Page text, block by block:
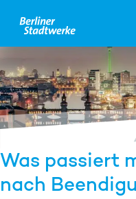
Was passiert
nach